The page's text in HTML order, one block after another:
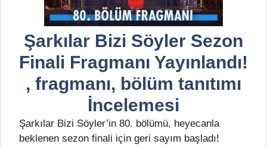
Şarkılar Bizi Söyler Sezon
Finali Fragmanı Yayınlandı!
, fragmanı, bölüm tanıtımı
İncelemesi
Şarkılar Bizi Söyler’in 80. bölümü, heyecanla
beklenen sezon finali için geri sayım başladı!